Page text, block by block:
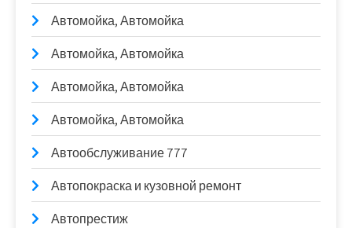
Автомойка, Автомойка
Автомойка, Автомойка
Автомойка, Автомойка
Автомойка, Автомойка
Автообслуживание 777
Автопокраска и кузовной ремонт
Автопрестиж